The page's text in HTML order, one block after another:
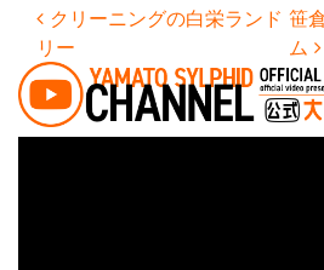
投稿ナビゲーシ
クリーニングの白栄ランド
リー
笹
ム